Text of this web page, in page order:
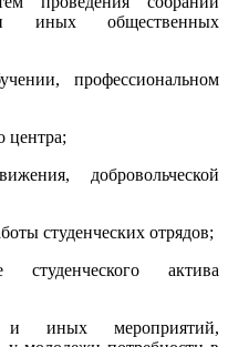
иных общественных
профессиональном
центра;
добровольческой
студенческих отрядов;
актива
и иных мероприятий,